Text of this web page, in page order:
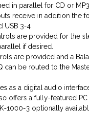
in parallel for CD or
receive in addition the
USB 3-4
are provided for the
if desired.
are provided and a
can be routed to the
as a digital audio
offers a fully-featured PC
1000-3 optionally